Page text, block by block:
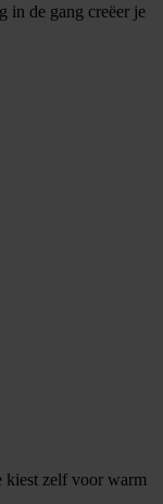
in de gang creëer je
kiest zelf voor warm